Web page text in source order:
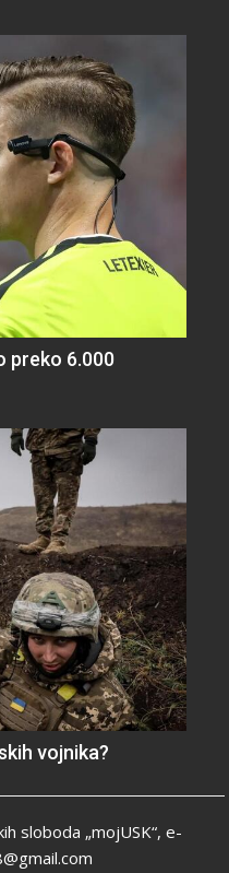
preko 6.000
vojnika?
sloboda „mojUSK“, e-